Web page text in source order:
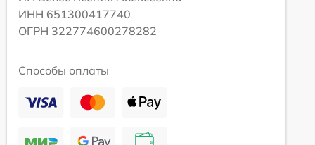
ИНН 651300417740
ОГРН 322774600278282
Способы оплаты